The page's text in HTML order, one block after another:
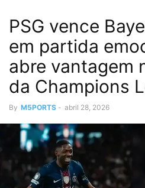
PSG vence
em partida
abre vantagem
da Champions
By M5PORTS - abril 28, 2026